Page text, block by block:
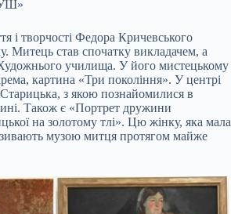
і творчості Федора Кричевського
Митець став спочатку викладачем, а
училища. У його мистецькому
картина «Три покоління». У центрі
з якою познайомилися в
Також є «Портрет дружини
на золотому тлі». Цю жінку, яка мала
музою митця протягом майже